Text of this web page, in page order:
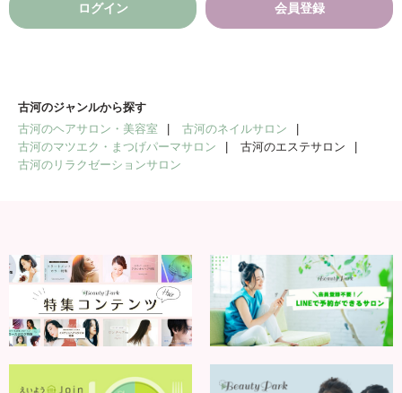
ログイン 会員登録
古河のジャンルから探す
古河のヘアサロン・美容室
古河のネイルサロン
古河のマツエク・まつげパーマサロン
古河のエステサロン
古河のリラクゼーションサロン